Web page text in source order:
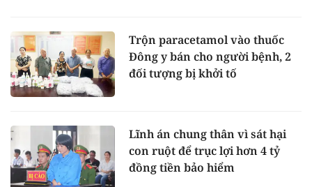
Trộn paracetamol vào thuốc
Đông y bán cho người bệnh, 2
đối tượng bị khởi tố
Lĩnh án chung thân vì sát hại
con ruột để trục lợi hơn 4 tỷ
đồng tiền bảo hiểm